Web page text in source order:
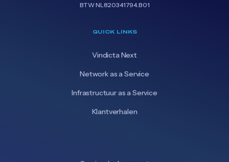
BTW NL820341794.B01
QUICK LINKS
Vindicta Next
Network as a Service
Infrastructuur as a Service
Klantverhalen